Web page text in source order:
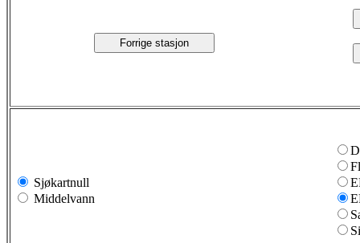
Forrige stasjon
Sjøkartnull
Middelvann